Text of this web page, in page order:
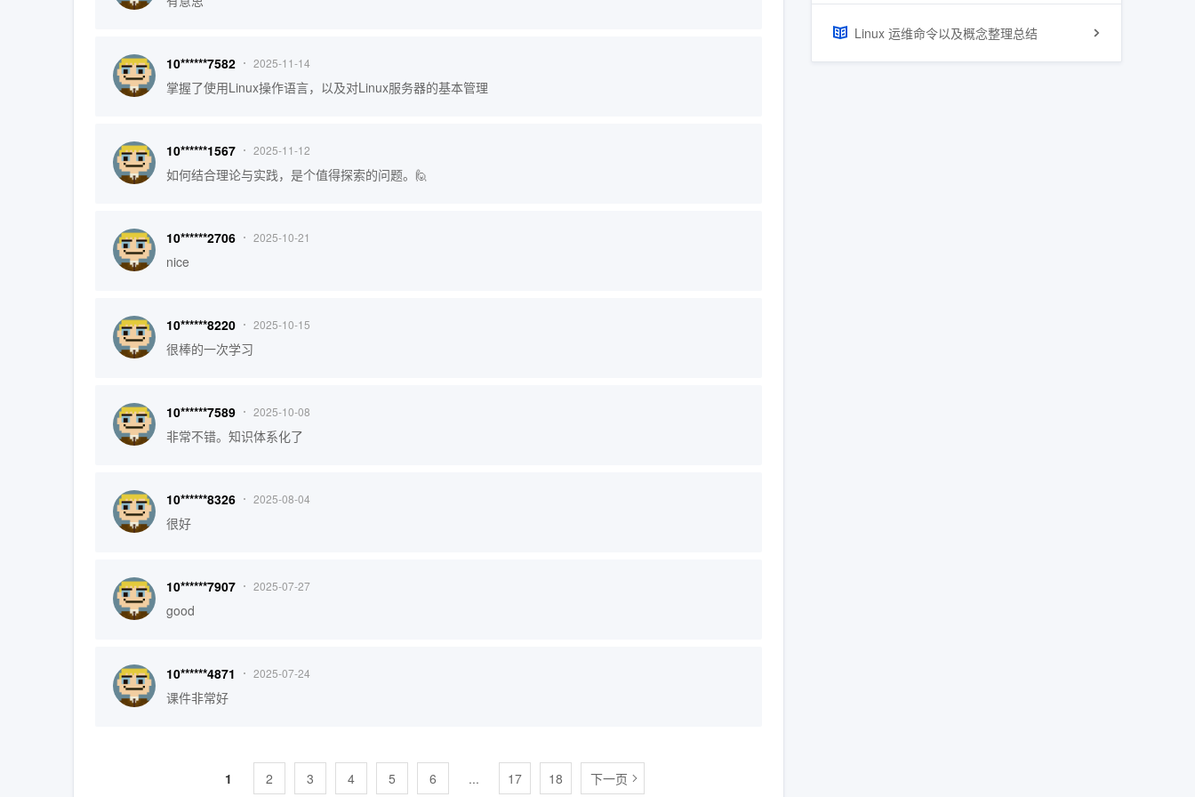
10******7582 2025-11-14
掌握了使用Linux操作语言，以及对Linux服务器的基本管理
10******1567 2025-11-12
如何结合理论与实践，是个值得探索的问题。🙋
10******2706 2025-10-21
nice
10******8220 2025-10-15
很棒的一次学习
10******7589 2025-10-08
非常不错。知识体系化了
10******8326 2025-08-04
很好
10******7907 2025-07-27
good
10******4871 2025-07-24
课件非常好
1 2 3 4 5 6 ... 17 18 下一页
Linux 运维命令以及概念整理总结